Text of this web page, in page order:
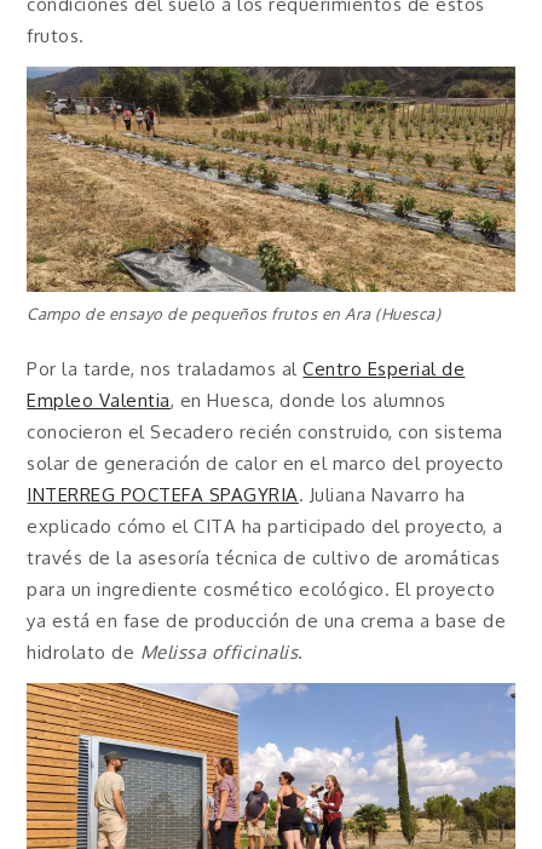
frutos.
Campo de ensayo de pequeños frutos en Ara (Huesca)
Por la tarde, nos traladamos alCentro Esperial de
Empleo Valentia, en Huesca, donde los alumnos
conocieron el Secadero recién construido, con sistema
solar de generación de calor en el marco del proyecto
INTERREG POCTEFA SPAGYRIA. Juliana Navarro ha
explicado cómo el CITA ha participado del proyecto, a
través de la asesoría técnica de cultivo de aromáticas
para un ingrediente cosmético ecológico. El proyecto
ya está en fase de producción de una crema a base de
hidrolato de Melissa officinalis.